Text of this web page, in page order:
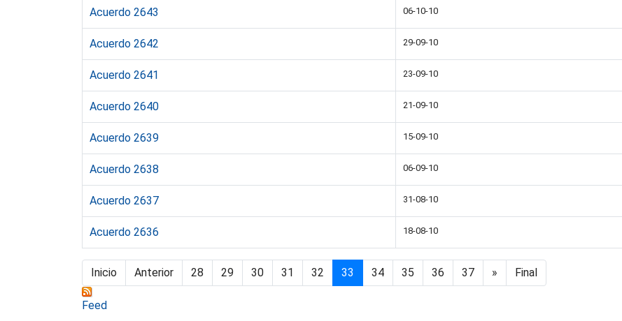
Acuerdo 2643 06-10-10
Acuerdo 2642 29-09-10
Acuerdo 2641 23-09-10
Acuerdo 2640 21-09-10
Acuerdo 2639 15-09-10
Acuerdo 2638 06-09-10
Acuerdo 2637 31-08-10
Acuerdo 2636 18-08-10
Inicio Anterior 28 29 30 31 32 33 34 35 36 37 » Final
Feed